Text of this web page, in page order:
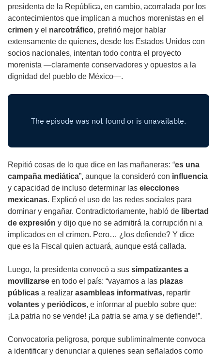
presidenta de la República, en cambio, acorralada por los
acontecimientos que implican a muchos morenistas en el
crimen y el narcotráfico, prefirió mejor hablar
extensamente de quienes, desde los Estados Unidos con
socios nacionales, intentan todo contra el proyecto
morenista —claramente conservadores y opuestos a la
dignidad del pueblo de México—.
Repitió cosas de lo que dice en las mañaneras: “es una
campaña mediática”, aunque la consideró con influencia
y capacidad de incluso determinar las elecciones
mexicanas. Explicó el uso de las redes sociales para
dominar y engañar. Contradictoriamente, habló de libertad
de expresión y dijo que no se admitirá la corrupción ni a
implicados en el crimen. Pero… ¿los defiende? Y dice
que es la Fiscal quien actuará, aunque está callada.
Luego, la presidenta convocó a sus simpatizantes a
movilizarse en todo el país: “vayamos a las plazas
públicas a realizar asambleas informativas, repartir
volantes y periódicos, e informar al pueblo sobre que:
¡La patria no se vende! ¡La patria se ama y se defiende!”.
Convocatoria peligrosa, porque subliminalmente convoca
a identificar y denunciar a quienes sean señalados como